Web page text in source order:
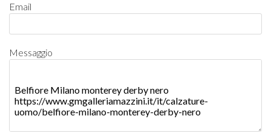
Email
Messaggio